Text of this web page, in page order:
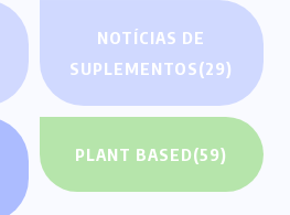
NOTÍCIAS DE
SUPLEMENTOS(29)
PLANT BASED(59)